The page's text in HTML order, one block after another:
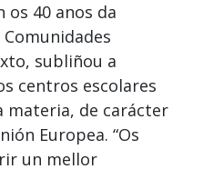
os 40 anos da
subliñou a
centros escolares
de carácter
Europea. “Os
un mellor